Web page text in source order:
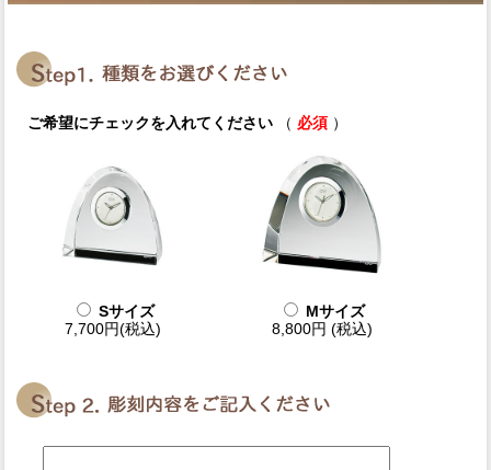
ご希望にチェックを入れてください （ 必須 ）
Sサイズ
7,700円(税込)
Mサイズ
8,800円 (税込)